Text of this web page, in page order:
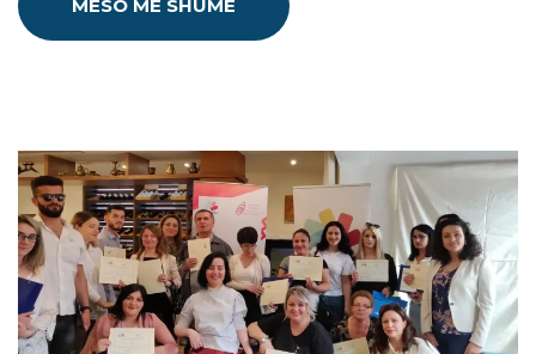
MËSO MË SHUMË